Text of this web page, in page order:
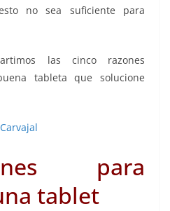
no sea suficiente para
las cinco razones
tableta que solucione
para
tablet